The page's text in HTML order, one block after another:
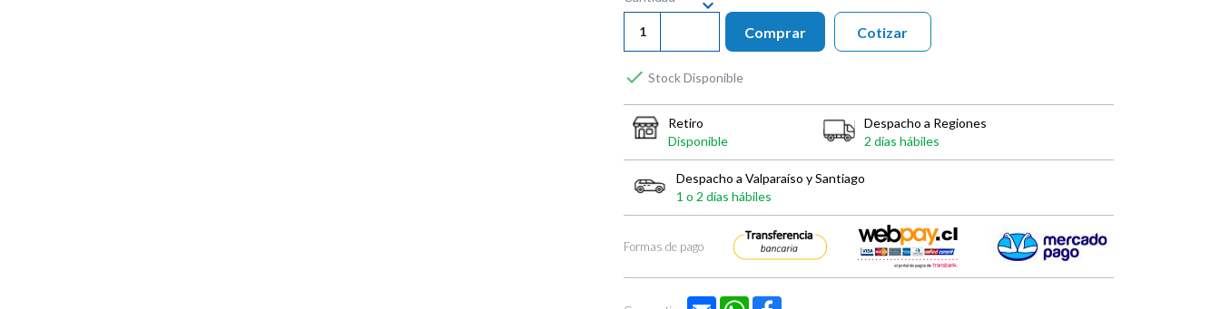
Comprar
 Stock Disponible
Cotizar
Retiro
Disponible
Despacho a Regiones
2 días hábiles
Despacho a Valparaíso y Santiago
1 o 2 días hábiles
Formas de pago
Email WhatsApp